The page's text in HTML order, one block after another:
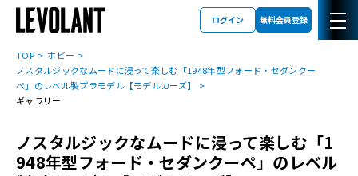
ログイン 無料会員登録
TOP
ホビー
ノスタルジックなムードに浸って楽しむ「1948年型フォード・セダンクー
ペ」のレベル製プラモデル【モデルカーズ】
ギャラリー
ノスタルジックなムードに浸って楽しむ「1
948年型フォード・セダンクーペ」のレベル